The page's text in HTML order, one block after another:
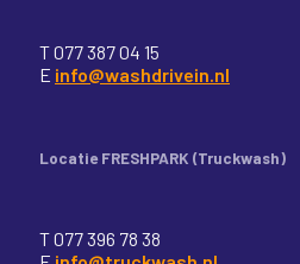
T 077 387 04 15
E info@washdrivein.nl
Locatie FRESHPARK (Truckwash)
T 077 396 78 38